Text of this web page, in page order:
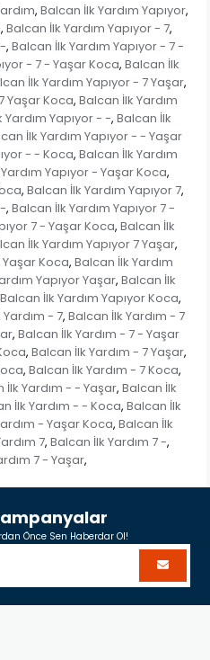
, Balcan İlk Yardım Yapıyor,
, Balcan İlk Yardım Yapıyor - 7,
, Balcan İlk Yardım Yapıyor - 7 -
- 7 - Yaşar Koca, Balcan İlk
İlk Yardım Yapıyor - 7 Yaşar,
Yaşar Koca, Balcan İlk Yardım
Yardım Yapıyor - -, Balcan İlk
İlk Yardım Yapıyor - - Yaşar
- - Koca, Balcan İlk Yardım
Yapıyor - Yaşar Koca,
, Balcan İlk Yardım Yapıyor 7,
, Balcan İlk Yardım Yapıyor 7 -
7 - Yaşar Koca, Balcan İlk
İlk Yardım Yapıyor 7 Yaşar,
Yaşar Koca, Balcan İlk Yardım
Yapıyor Yaşar, Balcan İlk
Balcan İlk Yardım Yapıyor Koca,
- 7, Balcan İlk Yardım - 7
, Balcan İlk Yardım - 7 - Yaşar
, Balcan İlk Yardım - 7 Yaşar,
, Balcan İlk Yardım - 7 Koca,
İlk Yardım - - Yaşar, Balcan İlk
İlk Yardım - - Koca, Balcan İlk
- Yaşar Koca, Balcan İlk
7, Balcan İlk Yardım 7 -,
7 - Yaşar,
Önce Sen Haberdar Ol!